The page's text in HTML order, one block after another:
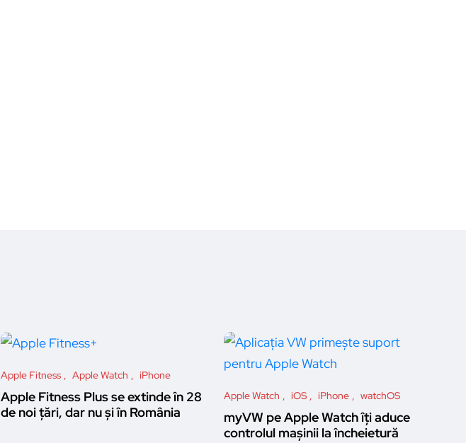
Apple Fitness Apple Watch iPhone
Apple Fitness Plus se extinde în 28
de noi țări, dar nu și în România
Apple Watch iOS iPhone watchOS
myVW pe Apple Watch îţi aduce
controlul maşinii la încheietură